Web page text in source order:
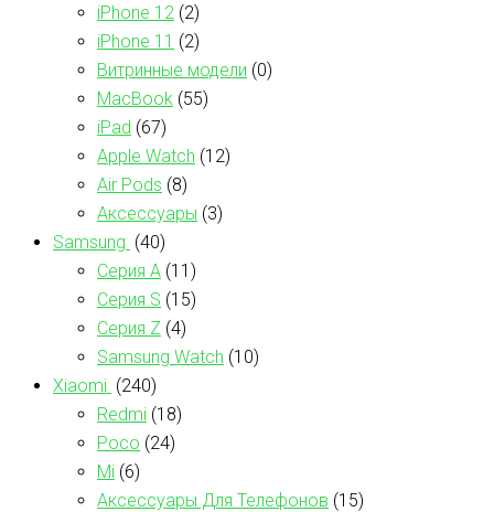
iPhone 12 (2)
iPhone 11 (2)
Витринные модели (0)
MacBook (55)
iPad (67)
Apple Watch (12)
Air Pods (8)
Аксессуары (3)
Samsung (40)
Серия А (11)
Серия S (15)
Серия Z (4)
Samsung Watch (10)
Xiaomi (240)
Redmi (18)
Poco (24)
Mi (6)
Аксессуары Для Телефонов (15)